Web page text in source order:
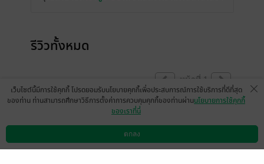
รีวิวทั้งหมด
หน้าที่ 1
มีแล้ว -
17
ดาวน์โหลดแอป วิธีการใช้งาน ติดต่อเรา
เว็บไซต์นี้มีการใช้คุกกี้ โปรดยอมรับนโยบายคุกกี้เพื่อประสบการณ์การใช้บริการที่ดีที่สุด
ของท่าน ท่านสามารถศึกษาวิธีการตั้งค่าการควบคุมคุกกี้ของท่านผ่านนโยบายการใช้คุกกี้
ของเราที่นี่
ตกลง